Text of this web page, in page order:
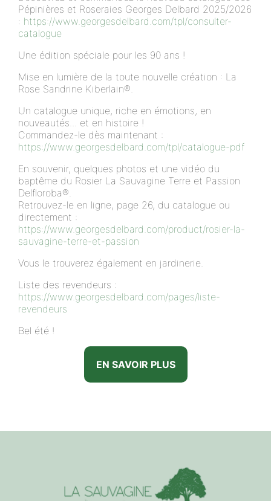
Pépinières et Roseraies Georges Delbard 2025/2026
: https://www.georgesdelbard.com/tpl/consulter-
catalogue
Une édition spéciale pour les 90 ans !
Mise en lumière de la toute nouvelle création : La
Rose Sandrine Kiberlain®.
Un catalogue unique, riche en émotions, en
nouveautés... et en histoire !
Commandez-le dès maintenant :
https://www.georgesdelbard.com/tpl/catalogue-pdf
En souvenir, quelques photos et une vidéo du
baptême du Rosier La Sauvagine Terre et Passion
Delfloroba®.
Retrouvez-le en ligne, page 26, du catalogue ou
directement :
https://www.georgesdelbard.com/product/rosier-la-
sauvagine-terre-et-passion
Vous le trouverez également en jardinerie.
Liste des revendeurs :
https://www.georgesdelbard.com/pages/liste-
revendeurs
Bel été !
EN SAVOIR PLUS